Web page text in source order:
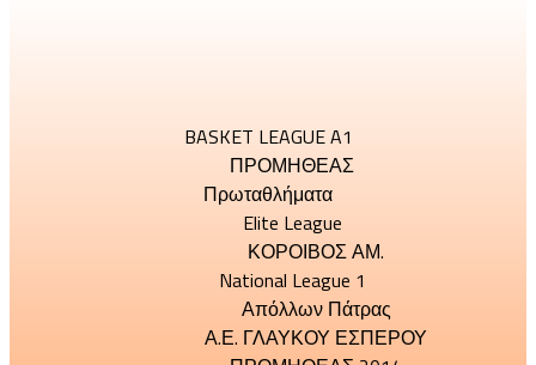
BASKET LEAGUE A1
ΠΡΟΜΗΘΕΑΣ
Πρωταθλήματα
Elite League
ΚΟΡΟΙΒΟΣ ΑΜ.
National League 1
Απόλλων Πάτρας
Α.Ε. ΓΛΑΥΚΟΥ ΕΣΠΕΡΟΥ